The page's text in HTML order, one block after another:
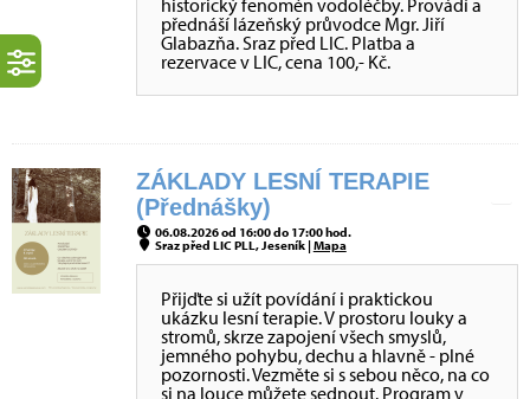
historický fenomén vodoléčby. Provádí a
přednáší lázeňský průvodce Mgr. Jiří
Glabazňa. Sraz před LIC. Platba a
rezervace v LIC, cena 100,- Kč.
ZÁKLADY LESNÍ TERAPIE
(Přednášky)
06.08.2026 od 16:00 do 17:00 hod.
Sraz před LIC PLL, Jeseník |Mapa
Přijďte si užít povídání i praktickou
ukázku lesní terapie. V prostoru louky a
stromů, skrze zapojení všech smyslů,
jemného pohybu, dechu a hlavně - plné
pozornosti. Vezměte si s sebou něco, na co
si na louce můžete sednout. Program v